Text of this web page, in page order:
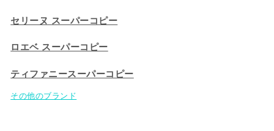
セリーヌ スーパーコピー​
ロエベ スーパーコピー
ティファニースーパーコピー
その他のブランド